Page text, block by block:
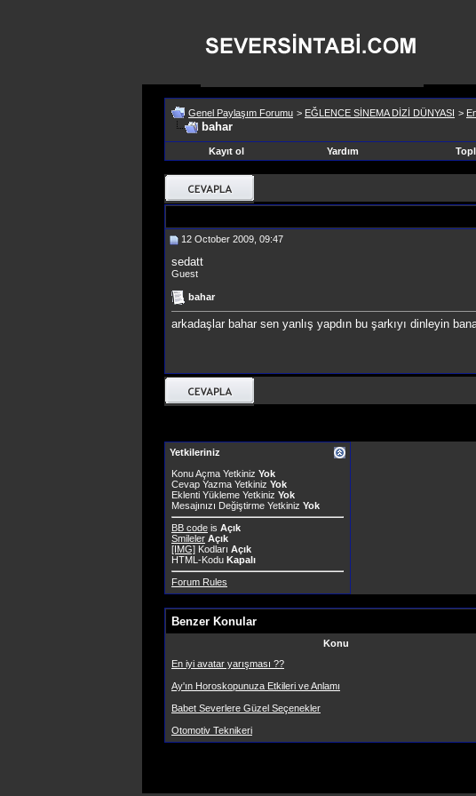
Genel Paylaşım Forumu > EĞLENCE SİNEMA DİZİ DÜNYASI >
bahar
Kayıt ol
Yardım
12 October 2009, 09:47
sedatt
Guest
bahar
arkadaşlar bahar sen yanlış yapdın bu şarkıyı dinleyin
Yetkileriniz
Konu Açma Yetkiniz Yok
Cevap Yazma Yetkiniz Yok
Eklenti Yükleme Yetkiniz Yok
Mesajınızı Değiştirme Yetkiniz Yok
BB code is Açık
Smileler Açık
[IMG] Kodları Açık
HTML-Kodu Kapalı
Forum Rules
Benzer Konular
Konu
En iyi avatar yarışması ??
Ay'ın Horoskopunuza Etkileri ve Anlamı
Babet Severlere Güzel Seçenekler
Otomotiv Teknikeri